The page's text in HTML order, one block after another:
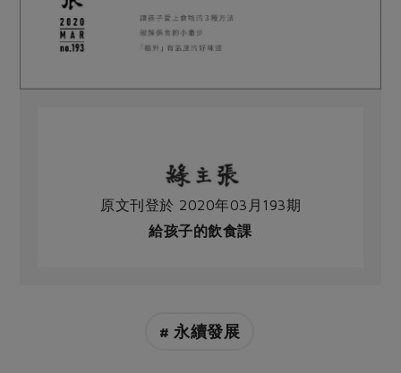
原文刊登於 2020年03月193期
給孩子的飲食課
# 永續發展